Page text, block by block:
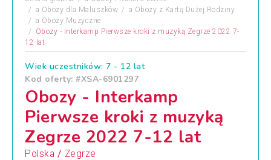
a Obozy dla Maluszków a Obozy z Kartą Dużej Rodziny
a Obozy Muzyczne
Obozy - Interkamp Pierwsze kroki z muzyką Zegrze 2022 7-
12 lat
Wiek uczestników: 7 - 12 lat
Kod oferty: #XSA-6901297
Obozy - Interkamp
Pierwsze kroki z muzyką
Zegrze 2022 7-12 lat
Polska / Zegrze